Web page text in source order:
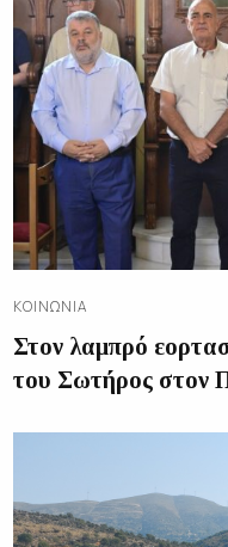
ΚΟΙΝΩΝΊΑ
Στον λαμπρό
του Σωτήρος στον